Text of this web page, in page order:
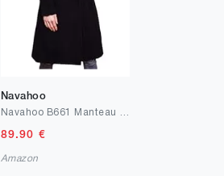
Navahoo
89.90 €
Amazon